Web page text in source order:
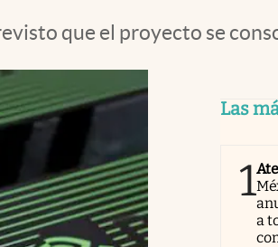
que el proyecto se
Las
1
a